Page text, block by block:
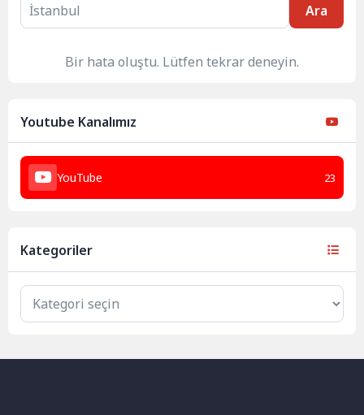
Ara
Bir hata oluştu. Lütfen tekrar deneyin.
Youtube Kanalımız
YouTube 23
Kategoriler